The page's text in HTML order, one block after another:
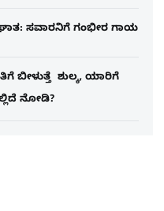
ಸವಾರನಿಗೆ ಗಂಭೀರ ಗಾಯ
ಬೀಳುತ್ತೆ ಶುಲ್ಕ, ಯಾರಿಗೆ
ನೋಡಿ?